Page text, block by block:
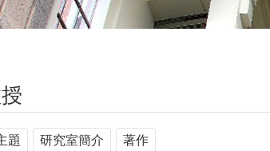
題 研究室簡介 著作